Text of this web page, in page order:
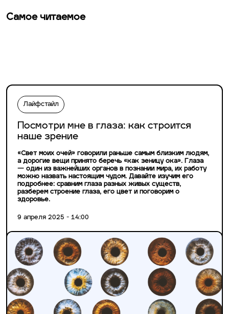
Самое читаемое
Лайфстайл
Посмотри мне в глаза: как строится
наше зрение
«Свет моих очей» говорили раньше самым близким людям,
а дорогие вещи принято беречь «как зеницу ока». Глаза
— один из важнейших органов в познании мира, их работу
можно назвать настоящим чудом. Давайте изучим его
подробнее: сравним глаза разных живых существ,
разберем строение глаза, его цвет и поговорим о
здоровье.
9 апреля 2025 - 14:00